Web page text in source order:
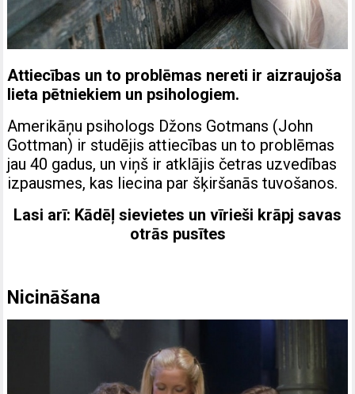
Attiecības un to problēmas nereti ir aizraujoša
lieta pētniekiem un psihologiem.
Amerikāņu psihologs Džons Gotmans (John
Gottman) ir studējis attiecības un to problēmas
jau 40 gadus, un viņš ir atklājis četras uzvedības
izpausmes, kas liecina par šķiršanās tuvošanos.
Lasi arī: Kādēļ sievietes un vīrieši krāpj savas
otrās pusītes
Nicināšana